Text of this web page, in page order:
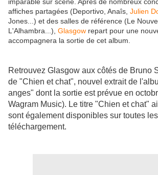
affiches partagées (Deportivo, Anaîs, Julien
Jones...) et des salles de référence (Le
L'Alhambra...), Glasgow repart pour une
accompagnera la sortie de cet album.
Retrouvez Glasgow aux côtés de Bruno
de "Chien et chat", nouvel extrait de
anges" dont la sortie est prévue en
Wagram Music). Le titre "Chien et chat"
sont également disponibles sur toutes
téléchargement.